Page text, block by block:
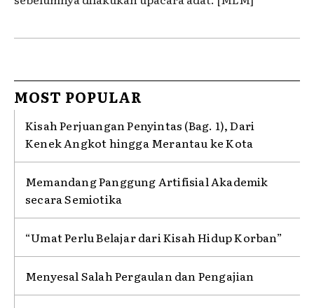
MOST POPULAR
Kisah Perjuangan Penyintas (Bag. 1), Dari
Kenek Angkot hingga Merantau ke Kota
Memandang Panggung Artifisial Akademik
secara Semiotika
“Umat Perlu Belajar dari Kisah Hidup Korban”
Menyesal Salah Pergaulan dan Pengajian